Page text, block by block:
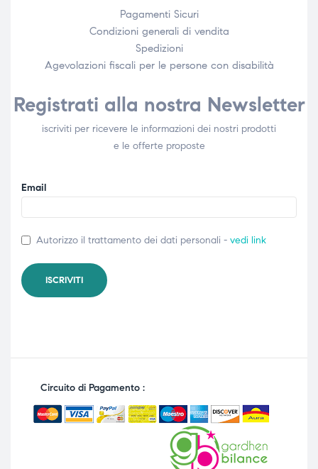
Pagamenti Sicuri
Condizioni generali di vendita
Spedizioni
Agevolazioni fiscali per le persone con disabilità​
Registrati alla nostra Newsletter
iscriviti per ricevere le informazioni dei nostri prodotti
e le offerte proposte
Email
Autorizzo il trattamento dei dati personali - vedi link
Circuito di Pagamento :